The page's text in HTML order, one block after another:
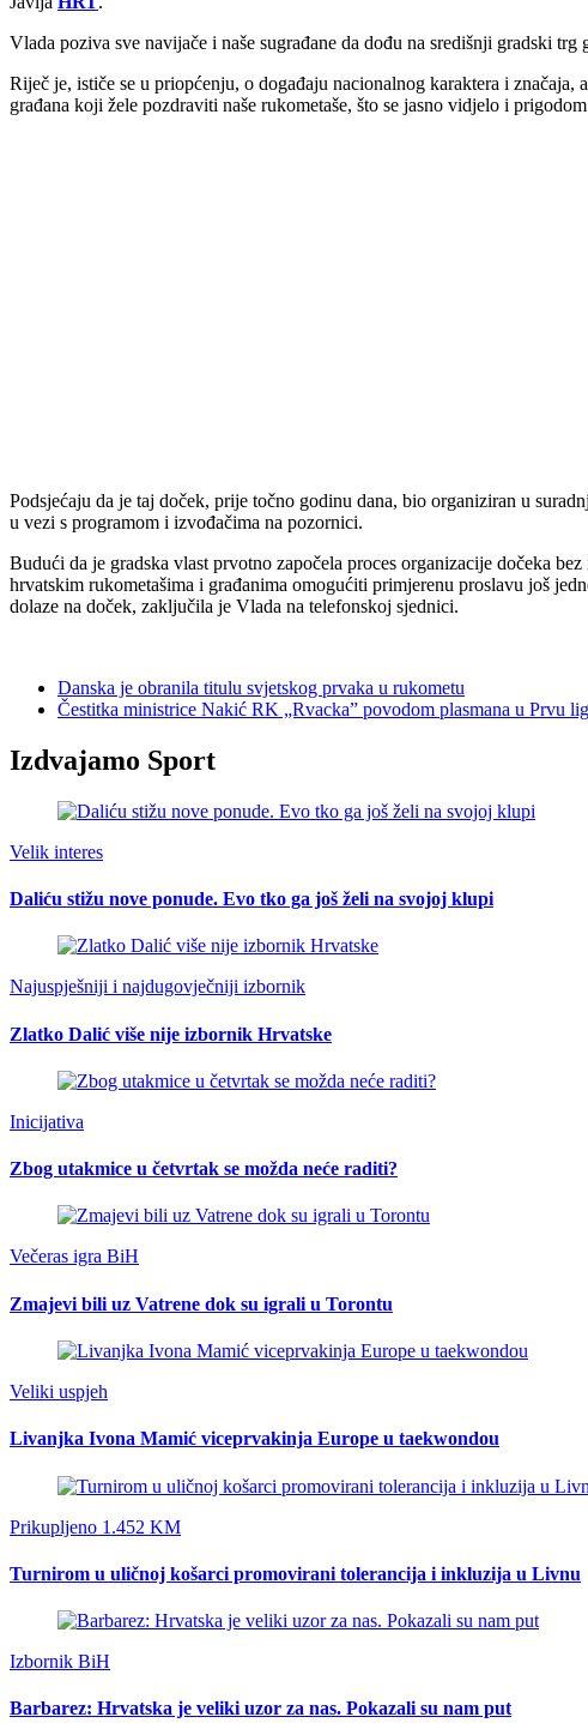
Vlada poziva sve navijače i naše sugrađane da dođu na središnji gradski
Riječ je, ističe se u priopćenju, o događaju nacionalnog karaktera i
građana koji žele pozdraviti naše rukometaše, što se jasno vidjelo i
Podsjećaju da je taj doček, prije točno godinu dana, bio organiziran u
u vezi s programom i izvođačima na pozornici.
Budući da je gradska vlast prvotno započela proces organizacije dočeka
hrvatskim rukometašima i građanima omogućiti primjerenu proslavu još
dolaze na doček, zaključila je Vlada na telefonskoj sjednici.
Danska je obranila titulu svjetskog prvaka u rukometu
Čestitka ministrice Nakić RK „Rvackaˮ povodom plasmana u Prvu
Izdvajamo Sport
Velik interes
Daliću stižu nove ponude. Evo tko ga još želi na svojoj klupi
Najuspješniji i najdugovječniji izbornik
Zlatko Dalić više nije izbornik Hrvatske
Inicijativa
Zbog utakmice u četvrtak se možda neće raditi?
Večeras igra BiH
Zmajevi bili uz Vatrene dok su igrali u Torontu
Veliki uspjeh
Livanjka Ivona Mamić viceprvakinja Europe u taekwondou
Prikupljeno 1.452 KM
Turnirom u uličnoj košarci promovirani tolerancija i inkluzija u Livnu
Izbornik BiH
Barbarez: Hrvatska je veliki uzor za nas. Pokazali su nam put